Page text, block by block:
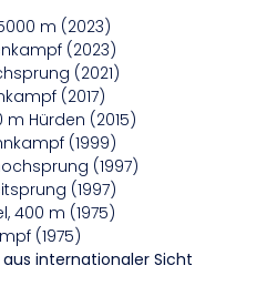
m (2023)
(2023)
(2021)
(2017)
m Hürden (2015)
(1999)
(1997)
(1997)
400 m (1975)
(1975)
internationaler Sicht